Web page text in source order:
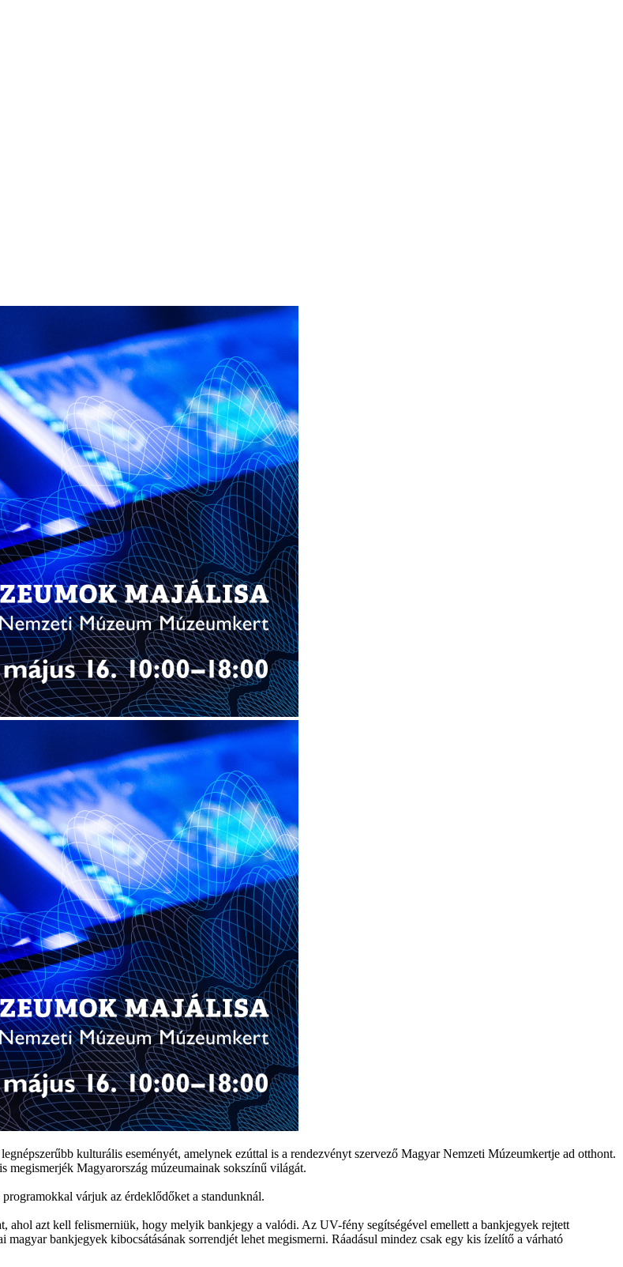
kulturális eseményét, amelynek ezúttal is a rendezvényt szervező Magyar Nemzeti Múzeumkertje ad otthont.
is megismerjék Magyarország múzeumainak sokszínű világát.
programokkal várjuk az érdeklődőket a standunknál.
ahol azt kell felismerniük, hogy melyik bankjegy a valódi. Az UV-fény segítségével emellett a bankjegyek rejtett
magyar bankjegyek kibocsátásának sorrendjét lehet megismerni. Ráadásul mindez csak egy kis ízelítő a várható